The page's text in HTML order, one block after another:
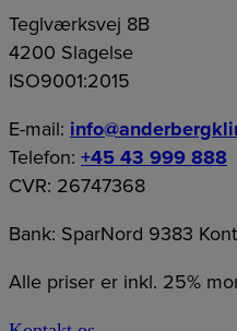
Teglværksvej 8B
4200 Slagelse
ISO9001:2015
E-mail:
Telefon: +45 43 999 888
CVR: 26747368
Bank: SparNord 9383
Alle priser er inkl. 25%